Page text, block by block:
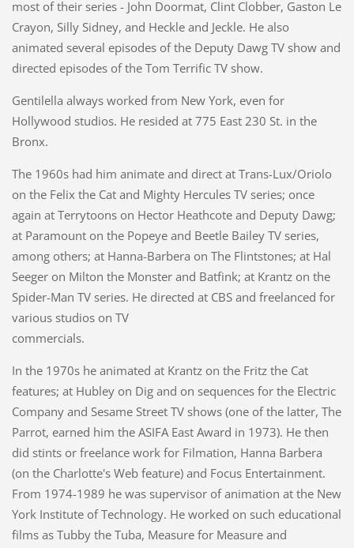
most of their series - John Doormat, Clint Clobber, Gaston Le
Crayon, Silly Sidney, and Heckle and Jeckle. He also
animated several episodes of the Deputy Dawg TV show and
directed episodes of the Tom Terrific TV show.
Gentilella always worked from New York, even for
Hollywood studios. He resided at 775 East 230 St. in the
Bronx.
The 1960s had him animate and direct at Trans-Lux/Oriolo
on the Felix the Cat and Mighty Hercules TV series; once
again at Terrytoons on Hector Heathcote and Deputy Dawg;
at Paramount on the Popeye and Beetle Bailey TV series,
among others; at Hanna-Barbera on The Flintstones; at Hal
Seeger on Milton the Monster and Batfink; at Krantz on the
Spider-Man TV series. He directed at CBS and freelanced for
various studios on TV
commercials.
In the 1970s he animated at Krantz on the Fritz the Cat
features; at Hubley on Dig and on sequences for the Electric
Company and Sesame Street TV shows (one of the latter, The
Parrot, earned him the ASIFA East Award in 1973). He then
did stints or freelance work for Filmation, Hanna Barbera
(on the Charlotte's Web feature) and Focus Entertainment.
From 1974-1989 he was supervisor of animation at the New
York Institute of Technology. He worked on such educational
films as Tubby the Tuba, Measure for Measure and